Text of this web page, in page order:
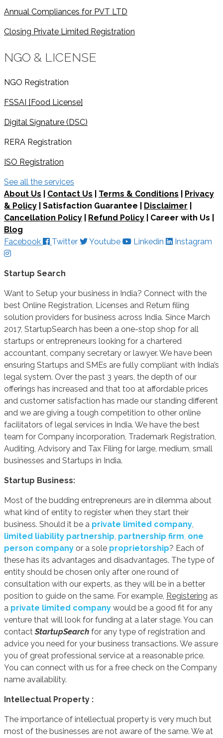
Annual Compliances for PVT LTD
Closing Private Limited Registration
NGO & LICENSE
NGO Registration
FSSAI [Food License]
Digital Signature (DSC)
RERA Registration
ISO Registration
See all the services
About Us
Contact Us Terms & Conditions
Privacy
& Policy | Satisfaction Guarantee | Disclaimer
Cancellation Policy
Refund Policy | Career with Us |
Blog
Facebook
Twitter Youtube Linkedin Instagram
Startup Search
Want to Setup your business in India? Connect with the
best Online Registration, Licenses and Return filing
solution providers for business across India. Since March
2017, StartupSearch has been a one-stop shop for all
startups or entrepreneurs looking for a chartered
accountant, company secretary or lawyer. We have been
ensuring Startups and SMEs are fully compliant with India’s
legal system. Over the past 3 years, the depth of our
offerings has increased and that too at affordable prices
and customer satisfaction has made our standing different
and we are giving a tough competition to other online
facilitators of legal services in India. We have the best
team for Company incorporation, Trademark Registration,
Auditing, Advisory and Tax Filing for large, medium, small
businesses and Startups in India.
Startup Business:
Most of the budding entrepreneurs are in dilemma about
what kind of entity to register when they start their
business. Should it be a private limited company,
limited liability partnership, partnership firm, one
person company or a sole proprietorship? Each of
these has its advantages and disadvantages. The type of
entity should be chosen only after one round of
consultation with our experts, as they will be in a better
position to guide on the same. For example, Registering as
a private limited company would be a good fit for any
venture that will look for funding at a later stage. You can
contactStartupSearch for any type of registration and
advice you need for your business transactions. We assure
you of great professional service at a reasonable price.
You can connect with us for a free check on the Company
name availability.
Intellectual Property :
The importance of intellectual property is very much but
most of the businesses are not aware of the same. We at